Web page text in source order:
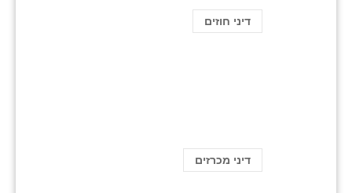
דיני חוזים
דיני מכרזים